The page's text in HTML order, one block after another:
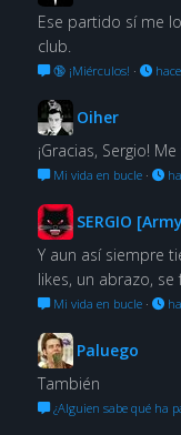
Ese partido sí me
club.
🔞 ¡Miérculos! ·
Oiher
¡Gracias, Sergio!
Mi vida en bucle·
SERGIO
Y aun así siempre
likes, un abrazo, se
Mi vida en bucle·
Paluego
También
¿Alguien sabe qué ha